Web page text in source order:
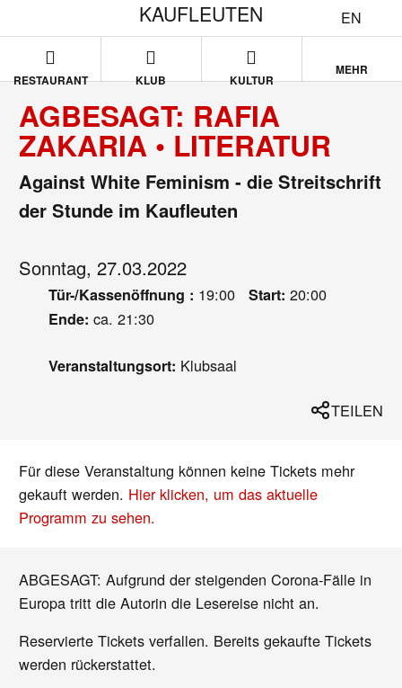
EN
KAUFLEUTEN
RESTAURANT KLUB KULTUR
MEHR
AGBESAGT: RAFIA
ZAKARIA • LITERATUR
Against White Feminism - die Streitschrift
der Stunde im Kaufleuten
Sonntag, 27.03.2022
Tür-/Kassenöffnung : 19:00 Start: 20:00
Ende: ca. 21:30
Veranstaltungsort: Klubsaal
TEILEN
Für diese Veranstaltung können keine Tickets mehr
gekauft werden. Hier klicken, um das aktuelle
Programm zu sehen.
ABGESAGT: Aufgrund der steigenden Corona-Fälle in
Europa tritt die Autorin die Lesereise nicht an.
Reservierte Tickets verfallen. Bereits gekaufte Tickets
werden rückerstattet.